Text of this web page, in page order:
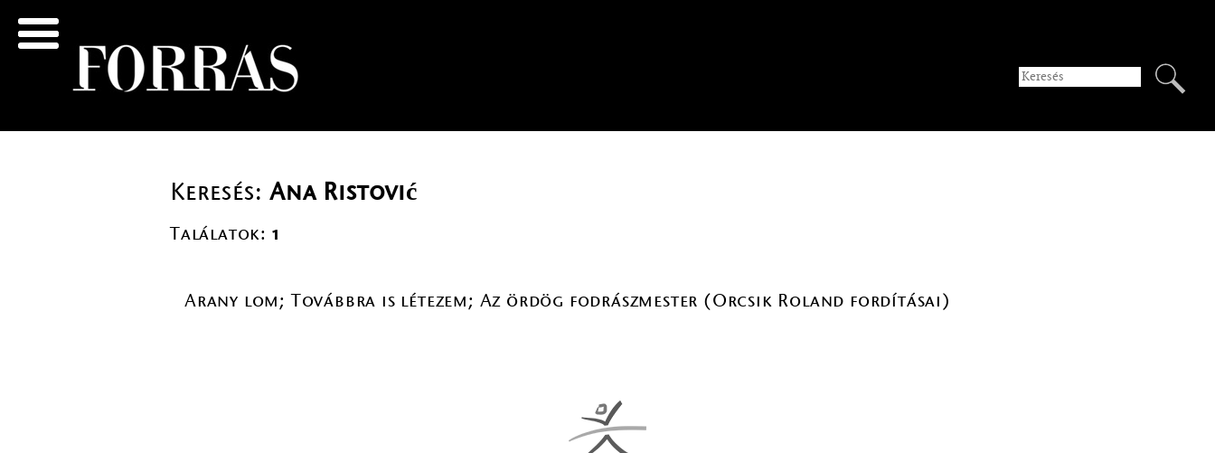
Keresés:Ana Ristović
Találatok: 1
Arany lom; Továbbra is létezem; Az ördög fodrászmester (Orcsik Roland fordításai)